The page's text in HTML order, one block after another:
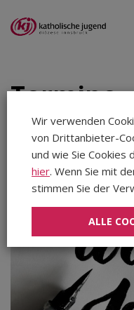
Termine
Bildung St. Michael
Wir verwenden
von Drittanbieter-
und wie Sie Cookies
hier. Wenn Sie mit
stimmen Sie der
ALLE